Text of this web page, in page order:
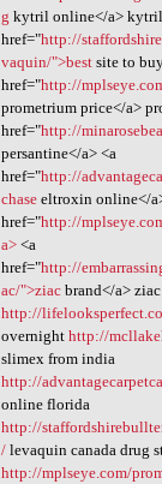
g kytril online</a> kytril
href="http://
vaquin/">bestsite to
href="http://
prometrium price</a>
href="http://
persantine</a> <a
href="http://
chaseeltroxin online</
href="http://
a><a
href="http://
ac/">ziacbrand</a>
http://
overnight http://
slimex from india
http://
online florida
http://
/levaquin canada drug
http://mplseye.com/